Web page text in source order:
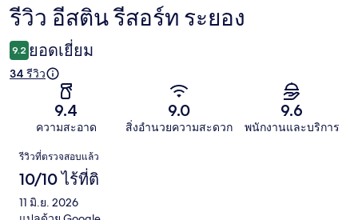
รีวิว
รีวิว อีสติน รีสอร์ท ระยอง
9.2 ยอดเยี่ยม
34 รีวิว
9.4
ความสะอาด
9.0
สิ่งอำนวยความสะดวก
9.6
พนักงานและบริการ
รีวิว
รีวิวที่ตรวจสอบแล้ว
10/10 ไร้ที่ติ
11 มิ.ย. 2026